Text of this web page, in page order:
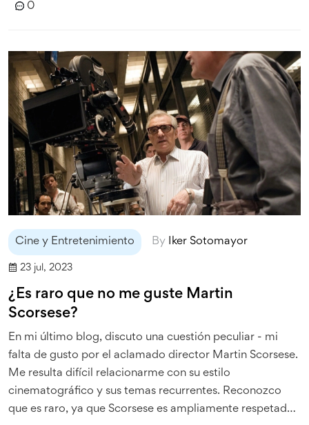
olvides las animaciones icónicas como "Toy Story" y "El
épocas te ayudará a estar bien versado en la cultura
popular.
0
Cine y Entretenimiento By Iker Sotomayor
23 jul, 2023
¿Es raro que no me guste Martin
Scorsese?
En mi último blog, discuto una cuestión peculiar - mi
falta de gusto por el aclamado director Martin Scorsese.
Me resulta difícil relacionarme con su estilo
cinematográfico y sus temas recurrentes. Reconozco
que es raro, ya que Scorsese es ampliamente respetado